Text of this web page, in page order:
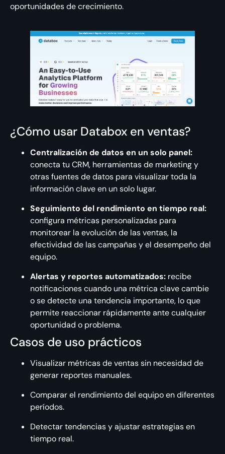
oportunidades de crecimiento.
¿Cómo usar Databox en ventas?
Centralización de datos en un solo panel:
conecta tu CRM, herramientas de marketing y
otras fuentes de datos para visualizar toda la
información clave en un solo lugar.
Seguimiento del rendimiento en tiempo real:
configura métricas personalizadas para
monitorear la evolución de las ventas, la
efectividad de las campañas y el desempeño del
equipo.
Alertas y reportes automatizados: recibe
notificaciones cuando una métrica clave cambie
o se detecte una tendencia importante, lo que
permite reaccionar rápidamente ante cualquier
oportunidad o problema.
Casos de uso prácticos
Visualizar métricas de ventas sin necesidad de
generar reportes manuales.
Comparar el rendimiento del equipo en diferentes
períodos.
Detectar tendencias y ajustar estrategias en
tiempo real.